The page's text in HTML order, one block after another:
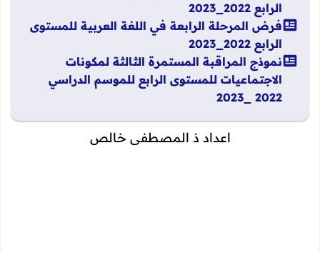
الرابع 2022_2023
فرض المرحلة الرابعة في اللغة العربية للمستوى
الرابع 2022_2023
نموذج المراقبة المستمرة الثالثة لمكونات
الاجتماعيات للمستوى الرابع للموسم الدراسي
2022 _2023
اعداد ذ المصطفى خالص